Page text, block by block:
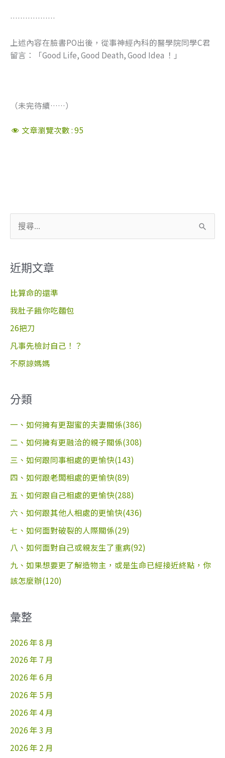
………………
上述內容在臉書PO出後，從事神經內科的醫學院同學C君
留言：「Good Life, Good Death, Good Idea ！」
（未完待續……）
文章瀏覽次數 :95
尋
鍵
字
:
近期文章
比算命的還準
我肚子餓你吃麵包
26把刀
凡事先檢討自己！？
不原諒媽媽
分類
一、如何擁有更甜蜜的夫妻關係(386)
二、如何擁有更融洽的親子關係(308)
三、如何跟同事相處的更愉快(143)
四、如何跟老闆相處的更愉快(89)
五、如何跟自己相處的更愉快(288)
六、如何跟其他人相處的更愉快(436)
七、如何面對破裂的人際關係(29)
八、如何面對自己或親友生了重病(92)
九、如果想要更了解造物主，或是生命已經接近終點，你
該怎麼辦(120)
彙整
2026 年 8 月
2026 年 7 月
2026 年 6 月
2026 年 5 月
2026 年 4 月
2026 年 3 月
2026 年 2 月